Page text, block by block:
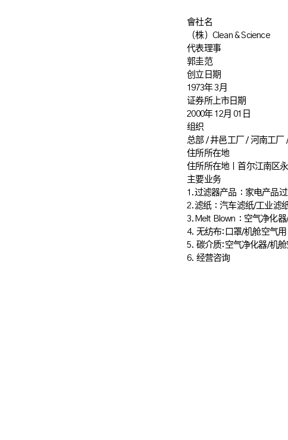
會社名
（株）Clean & Science
代表理事
郭圭范
创立日期
1973年 3月
证券所上市日期
2000年 12月 01日
组织
总部 / 井邑工厂 / 河南工
住所所在地
住所所在地ㅣ首尔江南区
主要业务
1.过滤器产品：家电产品
2.滤纸：汽车滤纸/工业滤
3.Melt Blown：空气净化
4. 无纺布:口罩/机舱空气用
5. 碳介质:空气净化器/机
6. 经营咨询